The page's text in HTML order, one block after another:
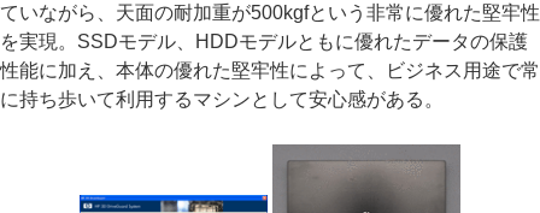
ていながら、天面の耐加重が500kgfという非常に優れた堅牢性
を実現。SSDモデル、HDDモデルともに優れたデータの保護
性能に加え、本体の優れた堅牢性によって、ビジネス用途で常
に持ち歩いて利用するマシンとして安心感がある。